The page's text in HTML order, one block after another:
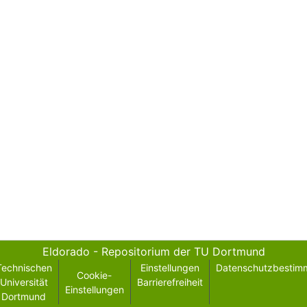
Eldorado - Repositorium der TU Dortmund
Universität
Dortmund
Cookie-
Einstellungen
Einstellungen
Barrierefreiheit